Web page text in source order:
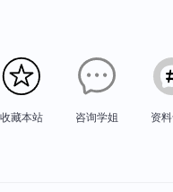
收藏本站 咨询学姐 资